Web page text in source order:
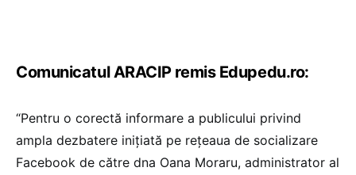
Comunicatul ARACIP remis Edupedu.ro:
“Pentru o corectă informare a publicului privind
ampla dezbatere inițiată pe rețeaua de socializare
Facebook de către dna Oana Moraru, administrator al